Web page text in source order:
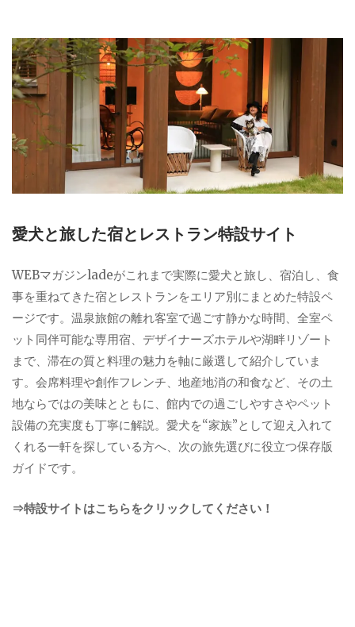
愛犬と旅した宿とレストラン特設サイト
WEBマガジンladeがこれまで実際に愛犬と旅し、宿泊し、食
事を重ねてきた宿とレストランをエリア別にまとめた特設ペ
ージです。温泉旅館の離れ客室で過ごす静かな時間、全室ペ
ット同伴可能な専用宿、デザイナーズホテルや湖畔リゾート
まで、滞在の質と料理の魅力を軸に厳選して紹介していま
す。会席料理や創作フレンチ、地産地消の和食など、その土
地ならではの美味とともに、館内での過ごしやすさやペット
設備の充実度も丁寧に解説。愛犬を“家族”として迎え入れて
くれる一軒を探している方へ、次の旅先選びに役立つ保存版
ガイドです。
⇒特設サイトはこちらをクリックしてください！